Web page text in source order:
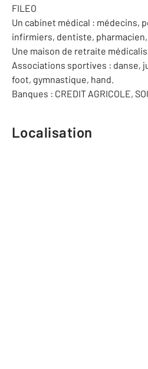
FILEO
Un cabinet médical : médecins,
infirmiers, dentiste,
Une maison de retraite
Associations sportives : danse,
foot, gymnastique, hand.
Banques : CREDIT AGRICOLE,
Localisation